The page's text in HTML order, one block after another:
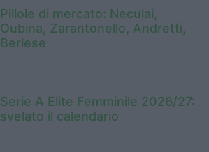
Pillole di mercato: Neculai,
Oubina, Zarantonello, Andretti,
Berlese
Serie A Elite Femminile 2026/27:
svelato il calendario